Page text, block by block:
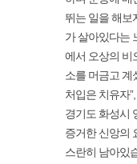
뛰는 일을 해보
가 살아있다는
에서 오상의 비
소를 머금고 계
처입은 치유자
경기도 화성시
증거한 신앙의
스란히 남아있